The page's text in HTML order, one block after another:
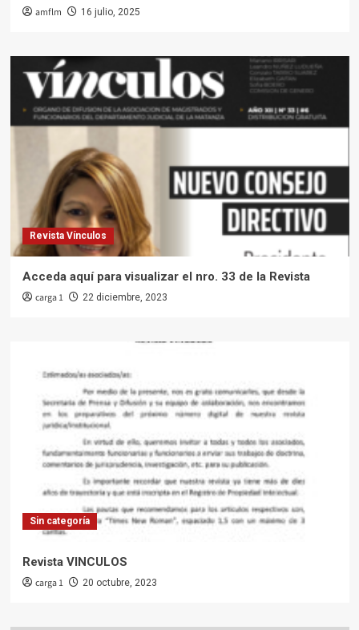
amflm 16 julio, 2025
Revista Vínculos
Acceda aquí para visualizar el nro. 33 de la Revista
carga 1 22 diciembre, 2023
Sin categoría
Revista VINCULOS
carga 1 20 octubre, 2023